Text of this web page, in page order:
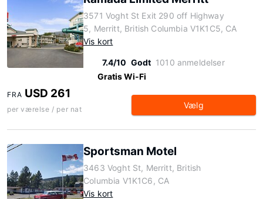
3571 Voght St Exit 290 off Highway
5, Merritt, British Columbia V1K1C5, CA
Vis kort
7.4/10 Godt 1010 anmeldelser
Gratis Wi-Fi
FRA USD 261
per værelse / per nat Vælg
Sportsman Motel
3463 Voght St, Merritt, British
Columbia V1K1C6, CA
Vis kort